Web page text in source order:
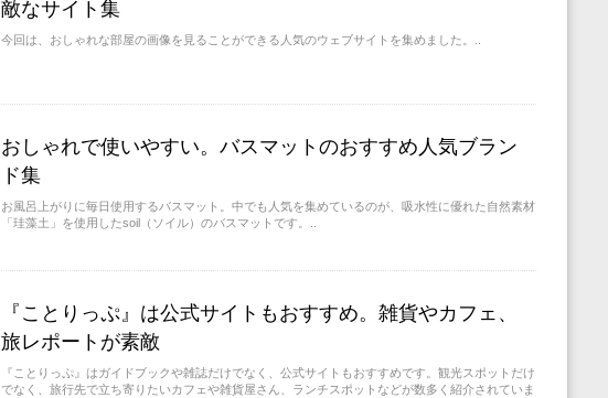
敵なサイト集
今回は、おしゃれな部屋の画像を見ることができる人気のウェブサイトを集めました。..
おしゃれで使いやすい。バスマットのおすすめ人気ブラン
ド集
お風呂上がりに毎日使用するバスマット。中でも人気を集めているのが、吸水性に優れた自然素材
「珪藻土」を使用したsoil（ソイル）のバスマットです。..
『ことりっぷ』は公式サイトもおすすめ。雑貨やカフェ、
旅レポートが素敵
『ことりっぷ』はガイドブックや雑誌だけでなく、公式サイトもおすすめです。観光スポットだけ
でなく、旅行先で立ち寄りたいカフェや雑貨屋さん、ランチスポットなどが数多く紹介されていま